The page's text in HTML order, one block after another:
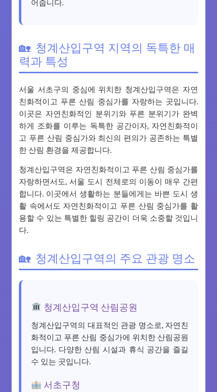
청계산입구역 지역의 독특한 매
력과 특성
서울 서초구의 중심에 위치한 청계산입구역은 자연
친화적이고 푸른 산림 중심가를 자랑하는 곳입니다.
이곳은 자연친화적인 분위기와 푸른 분위기가 완벽
하게 조화를 이루는 독특한 공간이자, 자연친화적이
고 푸른 산림 중심가와 최신의 편의가 공존하는 특별
한 산림 환경을 제공합니다.
청계산입구역은 자연친화적이고 푸른 산림 중심가를
자랑하면서도, 서울 도시 전체로의 이동이 매우 간편
합니다. 이곳에서 생활하는 분들에게는 바쁜 도시 생
활 속에서도 자연친화적이고 푸른 산림 중심가를 활
용할 수 있는 특별한 힐링 공간이 더욱 소중할 것입니
다.
청계산입구역의 주요 관광 명소
청계산입구역 산림공원
청계산입구역의 대표적인 관광 명소로, 자연친
화적이고 푸른 산림 중심가에 위치한 산림공원
입니다. 다양한 산림 시설과 휴식 공간을 즐길
수 있는 곳입니다.
서초구청